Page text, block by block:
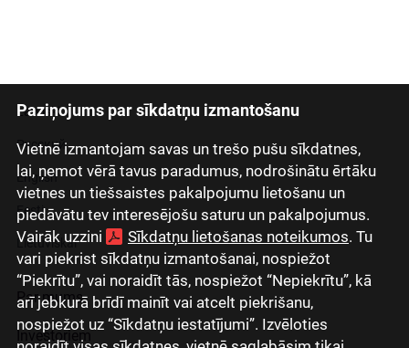
Paziņojums par sīkdatņu izmantošanu
Vietnē izmantojam savas un trešo pušu sīkdatnes,
lai, ņemot vērā tavus paradumus, nodrošinātu ērtāku
vietnes un tiešsaistes pakalpojumu lietošanu un
piedāvātu tev interesējošu saturu un pakalpojumus.
Vairāk uzzini
Sīkdatņu lietošanas noteikumos. Tu
vari piekrist sīkdatņu izmantošanai, nospiežot
“Piekrītu”, vai noraidīt tās, nospiežot “Nepiekrītu”, kā
arī jebkurā brīdī mainīt vai atcelt piekrišanu,
nospiežot uz “Sīkdatņu iestatījumi”. Izvēloties
Latviski
Русский
English
Eesti
Lietuviškai
Par mums
Investoriem